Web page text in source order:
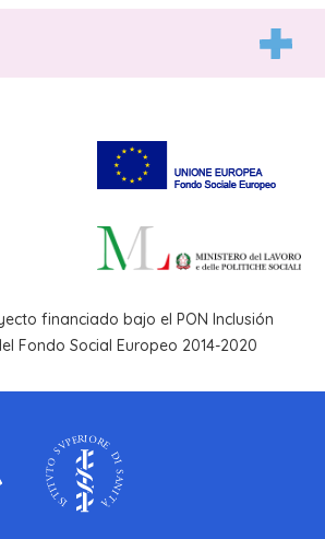
financiado bajo el PON Inclusión
Fondo Social Europeo 2014-2020